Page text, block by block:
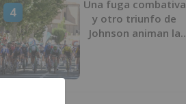
4
Una fuga combativa
y otro triunfo de
Johnson animan la